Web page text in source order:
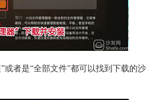
或者是“全部文件”都可以找到下载的沙